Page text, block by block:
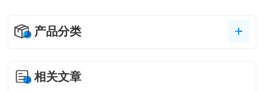
产品分类
相关文章